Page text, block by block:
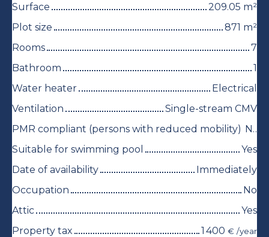
Surface
209.05 m²
Plot size
871 m²
Rooms
7
Bathroom
1
Water heater
Electrical
Ventilation
Single-stream CMV
PMR compliant (persons with reduced mobility)
No
Suitable for swimming pool
Yes
Date of availability
Immediately
Occupation
No
Attic
Yes
Property tax
1 400 € /year